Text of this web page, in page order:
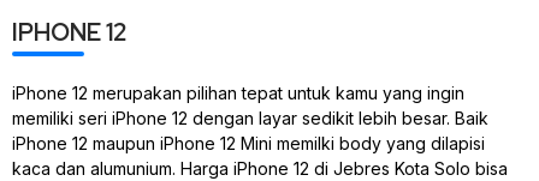
IPHONE 12
iPhone 12 merupakan pilihan tepat untuk kamu yang ingin
memiliki seri iPhone 12 dengan layar sedikit lebih besar. Baik
iPhone 12 maupun iPhone 12 Mini memilki body yang dilapisi
kaca dan alumunium. Harga iPhone 12 di Jebres Kota Solo bisa